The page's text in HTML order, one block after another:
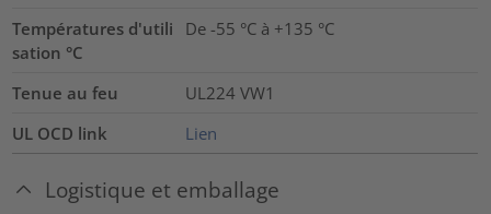
Températures d'utili
sation °C
De -55 °C à +135 °C
Tenue au feu
UL224 VW1
UL OCD link
Lien
Logistique et emballage